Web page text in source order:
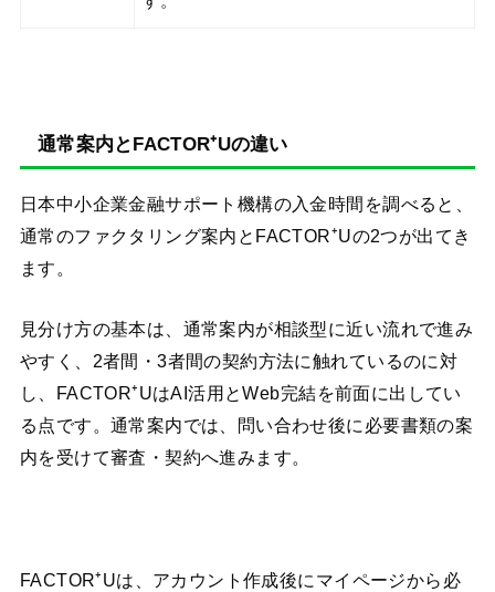
通常案内とFACTOR⁺Uの違い
日本中小企業金融サポート機構の入金時間を調べると、
通常のファクタリング案内とFACTOR⁺Uの2つが出てき
ます。
見分け方の基本は、通常案内が相談型に近い流れで進み
やすく、2者間・3者間の契約方法に触れているのに対
し、FACTOR⁺UはAI活用とWeb完結を前面に出してい
る点です。通常案内では、問い合わせ後に必要書類の案
内を受けて審査・契約へ進みます。
FACTOR⁺Uは、アカウント作成後にマイページから必